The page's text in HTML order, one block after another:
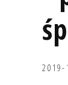
2019-